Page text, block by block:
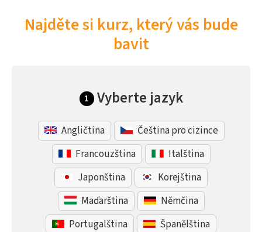
Najděte si kurz, který vás bude
bavit
1 Vyberte jazyk
Angličtina
Čeština pro cizince
Francouzština
Italština
Japonština
Korejština
Maďarština
Němčina
Portugalština
Španělština